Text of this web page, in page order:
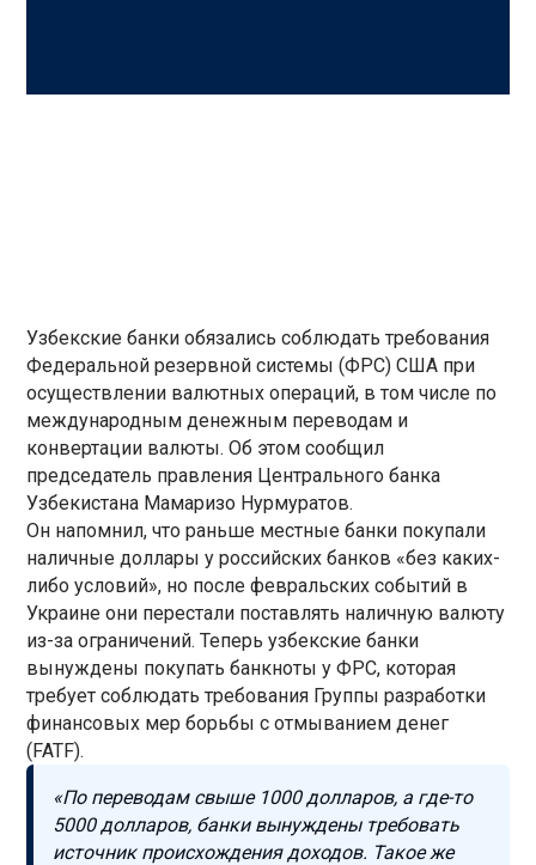
Узбекские банки обязались соблюдать требования
Федеральной резервной системы (ФРС) США при
осуществлении валютных операций, в том числе по
международным денежным переводам и
конвертации валюты. Об этом сообщил
председатель правления Центрального банка
Узбекистана Мамаризо Нурмуратов.
Он напомнил, что раньше местные банки покупали
наличные доллары у российских банков «без каких-
либо условий», но после февральских событий в
Украине они перестали поставлять наличную валюту
из-за ограничений. Теперь узбекские банки
вынуждены покупать банкноты у ФРС, которая
требует соблюдать требования Группы разработки
финансовых мер борьбы с отмыванием денег
(FATF).
«По переводам свыше 1000 долларов, а где-то
5000 долларов, банки вынуждены требовать
источник происхождения доходов. Такое же